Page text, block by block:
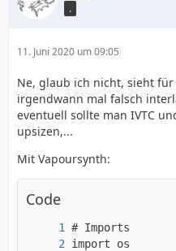
.
11. Juni 2020 um 09:05
Ne, glaub ich nicht, sieht
irgendwann mal falsch
eventuell sollte man IVTC
upsizen,...
Mit Vapoursynth:
Code